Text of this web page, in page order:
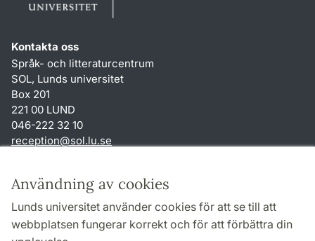
Användning av cookies
Lunds universitet använder cookies för att se till att
webbplatsen fungerar korrekt och för att förbättra din
Kontakta oss
Språk- och litteraturcentrum
SOL, Lunds universitet
Box 201
221 00 LUND
046-222 32 10
reception@sol.lu.se
Genvägar
Om webbplatsen och cookies
Behandling av personuppgifter